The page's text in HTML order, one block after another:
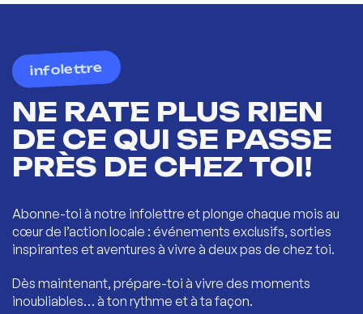
infolettre
NE RATE PLUS RIEN
DE CE QUI SE PASSE
PRÈS DE CHEZ TOI!
Abonne-toi à notre infolettre et plonge chaque mois au
cœur de l’action locale : événements exclusifs, sorties
inspirantes et aventures à vivre à deux pas de chez toi.
Dès maintenant, prépare-toi à vivre des moments
inoubliables… à ton rythme et à ta façon.